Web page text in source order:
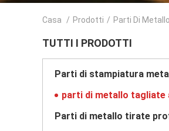
Casa / Prodotti / Parti Di
TUTTI I PRODOTTI
Parti di stampiatura
parti di metallo tagliate
Parti di metallo tirate